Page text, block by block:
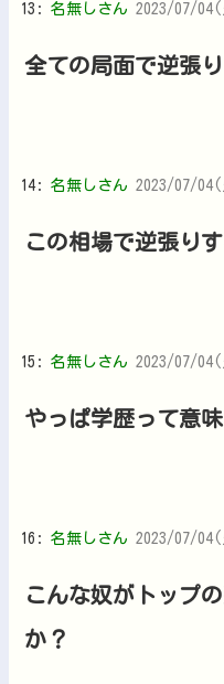
13: 名無しさん 2023/07/
全ての局面で逆張
14: 名無しさん 2023/07/
この相場で逆張り
15: 名無しさん 2023/07/
やっぱ学歴って意
16: 名無しさん 2023/07/
こんな奴がトップ
か？